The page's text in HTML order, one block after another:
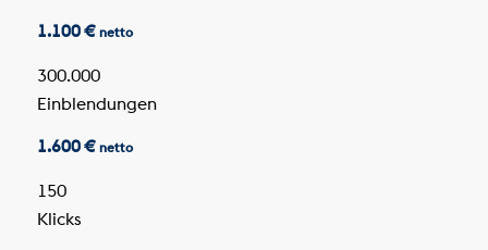
1.100 € netto
300.000
Einblendungen
1.600 € netto
150
Klicks